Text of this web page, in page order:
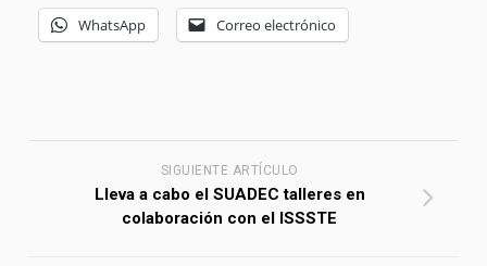
WhatsApp Correo electrónico
SIGUIENTE ARTÍCULO
Lleva a cabo el SUADEC talleres en
colaboración con el ISSSTE